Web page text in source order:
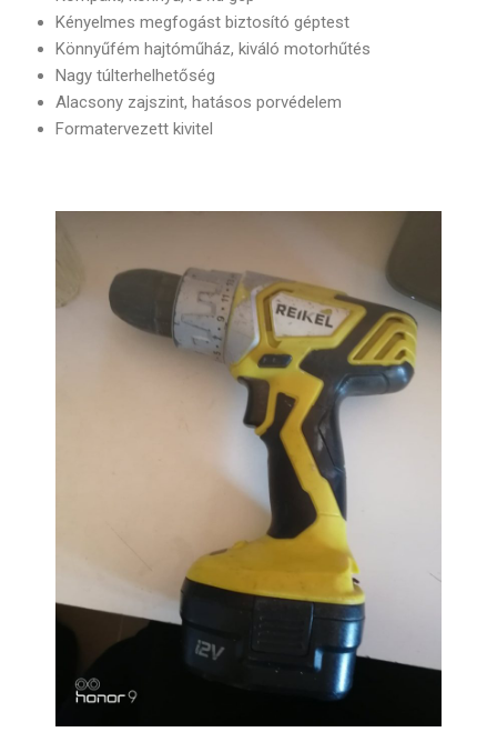
Kényelmes megfogást biztosító géptest
Könnyűfém hajtóműház, kiváló motorhűtés
Nagy túlterhelhetőség
Alacsony zajszint, hatásos porvédelem
Formatervezett kivitel